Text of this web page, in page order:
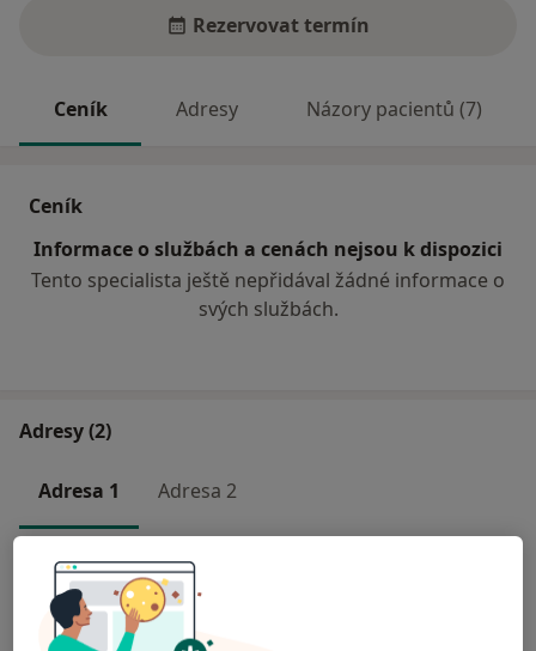
Rezervovat termín
Ceník Adresy Názory pacientů (7)
Ceník
Informace o službách a cenách nejsou k dispozici
Tento specialista ještě nepřidával žádné informace o
svých službách.
Adresy (2)
Adresa 1 Adresa 2
Hornická poliklinika s.r.o.
Sokolská třída 81,
Ostrava
70200